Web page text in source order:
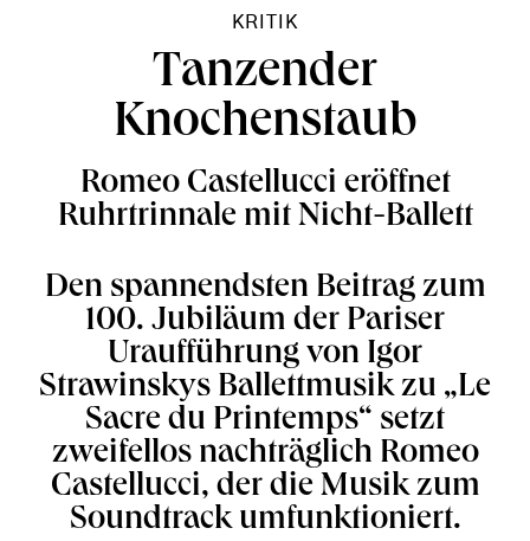
KRITIK
Tanzender
Knochenstaub
Romeo Castellucci eröffnet
Ruhrtrinnale mit Nicht-Ballett
Den spannendsten Beitrag zum
100. Jubiläum der Pariser
Uraufführung von Igor
Strawinskys Ballettmusik zu „Le
Sacre du Printemps“ setzt
zweifellos nachträglich Romeo
Castellucci, der die Musik zum
Soundtrack umfunktioniert.